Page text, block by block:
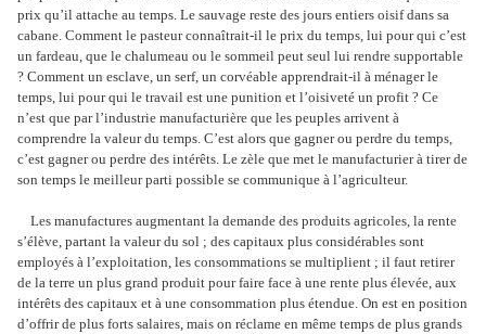
prix qu’il attache au temps. Le sauvage reste des jours entiers oisif dans sa
cabane. Comment le pasteur connaîtrait-il le prix du temps, lui pour qui c’est
un fardeau, que le chalumeau ou le sommeil peut seul lui rendre supportable
? Comment un esclave, un serf, un corvéable apprendrait-il à ménager le
temps, lui pour qui le travail est une punition et l’oisiveté un profit ? Ce
n’est que par l’industrie manufacturière que les peuples arrivent à
comprendre la valeur du temps. C’est alors que gagner ou perdre du temps,
c’est gagner ou perdre des intérêts. Le zèle que met le manufacturier à tirer de
son temps le meilleur parti possible se communique à l’agriculteur.
Les manufactures augmentant la demande des produits agricoles, la rente
s’élève, partant la valeur du sol ; des capitaux plus considérables sont
employés à l’exploitation, les consommations se multiplient ; il faut retirer
de la terre un plus grand produit pour faire face à une rente plus élevée, aux
intérêts des capitaux et à une consommation plus étendue. On est en position
d’offrir de plus forts salaires, mais on réclame en même temps de plus grands